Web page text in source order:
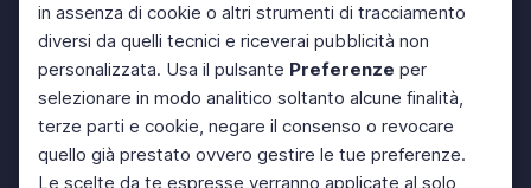
in assenza di cookie o altri strumenti di tracciamento
diversi da quelli tecnici e riceverai pubblicità non
personalizzata. Usa il pulsante Preferenze per
selezionare in modo analitico soltanto alcune finalità,
terze parti e cookie, negare il consenso o revocare
quello già prestato ovvero gestire le tue preferenze.
Le scelte da te espresse verranno applicate al solo